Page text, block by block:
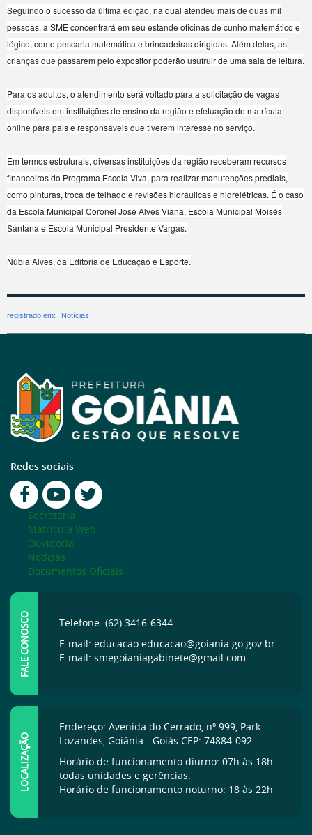
Seguindo o sucesso da última edição, na qual atendeu mais de duas mil
pessoas, a SME concentrará em seu estande oficinas de cunho matemático e
lógico, como pescaria matemática e brincadeiras dirigidas. Além delas, as
crianças que passarem pelo expositor poderão usufruir de uma sala de leitura.
Para os adultos, o atendimento será voltado para a solicitação de vagas
disponíveis em instituições de ensino da região e efetuação de matrícula
online para pais e responsáveis que tiverem interesse no serviço.
Em termos estruturais, diversas instituições da região receberam recursos
financeiros do Programa Escola Viva, para realizar manutenções prediais,
como pinturas, troca de telhado e revisões hidráulicas e hidrelétricas. É o caso
da Escola Municipal Coronel José Alves Viana, Escola Municipal Moisés
Santana e Escola Municipal Presidente Vargas.
Núbia Alves, da Editoria de Educação e Esporte.
registrado em: Notícias
Redes sociais
Secretaria
Matrícula Web
Ouvidoria
Notícias
Documentos Oficiais
FALE CONOSCO
Telefone: (62) 3416-6344
E-mail: educacao.educacao@goiania.go.gov.br
E-mail: smegoianiagabinete@gmail.com
LOCALIZAÇÃO
Endereço: Avenida do Cerrado, nº 999, Park
Lozandes, Goiânia - Goiás CEP: 74884-092
Horário de funcionamento diurno: 07h às 18h
todas unidades e gerências.
Horário de funcionamento noturno: 18 às 22h